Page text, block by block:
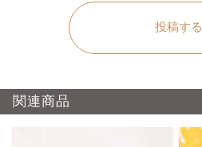
投稿する
関連商品